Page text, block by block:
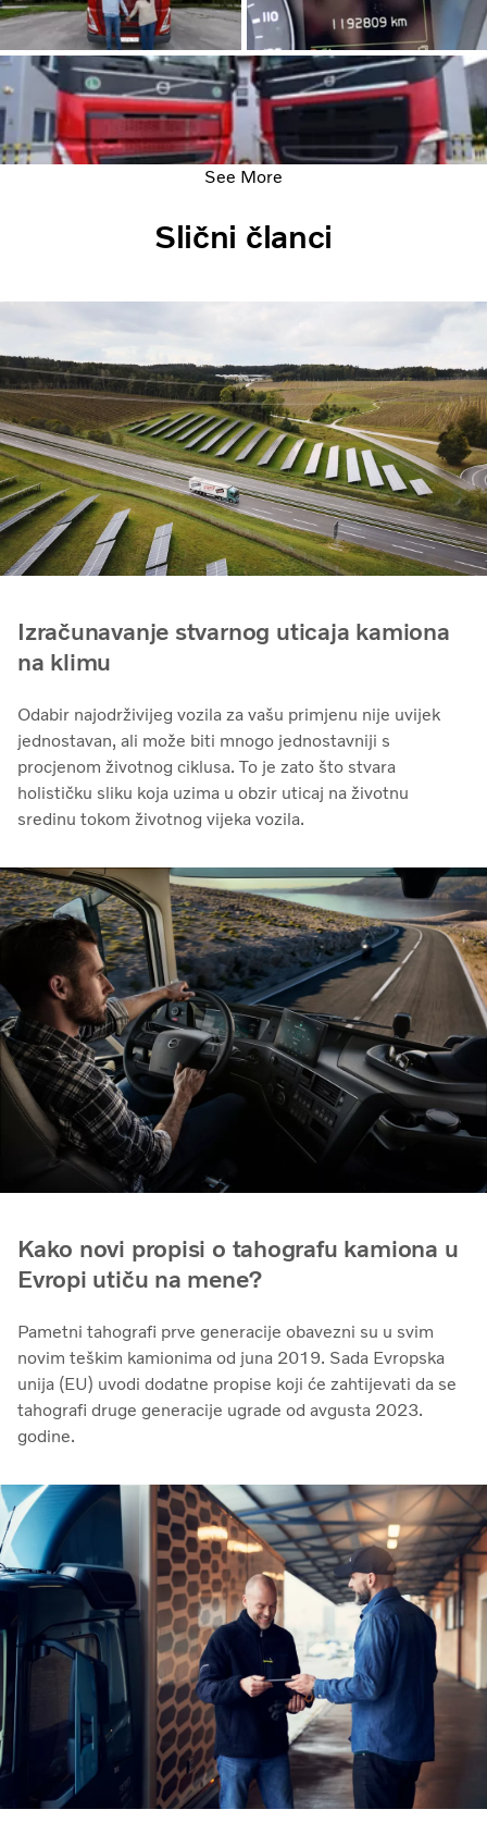
See More
Slični članci
Izračunavanje stvarnog uticaja kamiona
na klimu
Odabir najodrživijeg vozila za vašu primjenu nije uvijek
jednostavan, ali može biti mnogo jednostavniji s
procjenom životnog ciklusa. To je zato što stvara
holističku sliku koja uzima u obzir uticaj na životnu
sredinu tokom životnog vijeka vozila.
Kako novi propisi o tahografu kamiona u
Evropi utiču na mene?
Pametni tahografi prve generacije obavezni su u svim
novim teškim kamionima od juna 2019. Sada Evropska
unija (EU) uvodi dodatne propise koji će zahtijevati da se
tahografi druge generacije ugrade od avgusta 2023.
godine.